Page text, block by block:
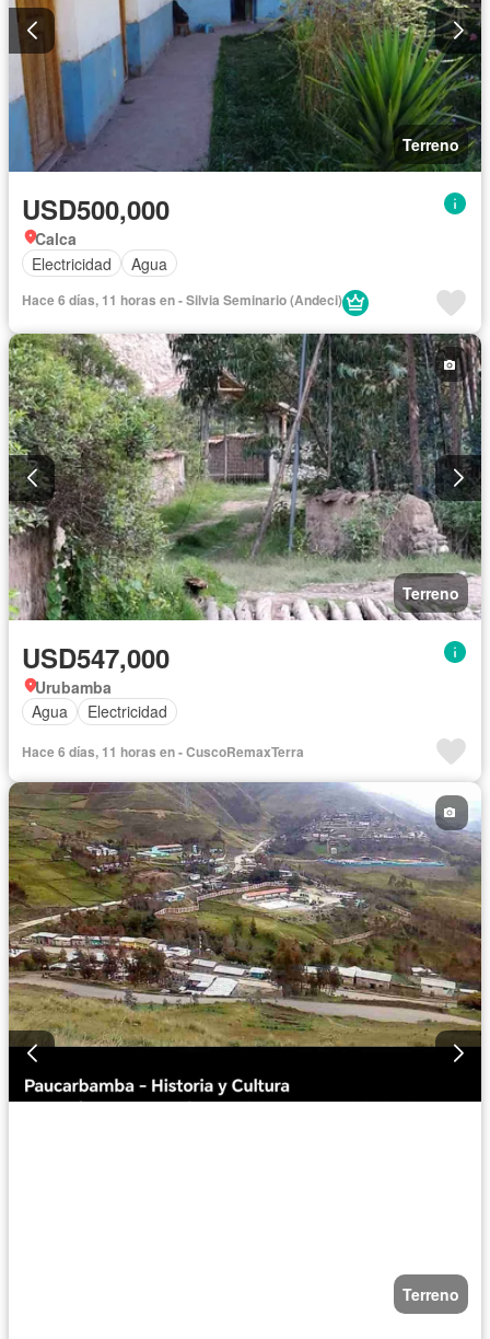
Terreno
USD500,000
Calca
Electricidad
Agua
Hace 6 días, 11 horas en - Silvia Seminario (Andeci)
Terreno
USD547,000
Urubamba
Agua
Electricidad
Hace 6 días, 11 horas en - CuscoRemaxTerra
Terreno